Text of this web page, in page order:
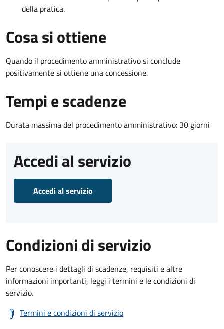
della pratica.
Cosa si ottiene
Quando il procedimento amministrativo si conclude
positivamente si ottiene una concessione.
Tempi e scadenze
Durata massima del procedimento amministrativo: 30 giorni
Accedi al servizio
Accedi al servizio
Condizioni di servizio
Per conoscere i dettagli di scadenze, requisiti e altre
informazioni importanti, leggi i termini e le condizioni di
servizio.
Termini e condizioni di servizio